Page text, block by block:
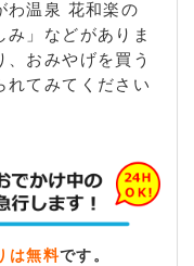
わ温泉 花和楽の
」などがありま
おみやげを買う
れてみてください
は無料です。